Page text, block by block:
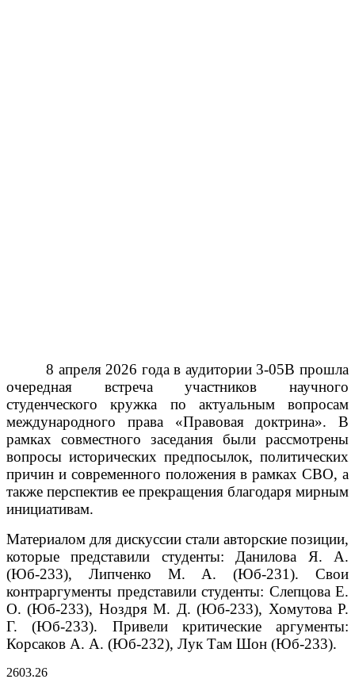
8 апреля 2026 года в аудитории 3-05В прошла
очередная встреча участников научного
студенческого кружка по актуальным вопросам
международного права «Правовая доктрина». В
рамках совместного заседания были рассмотрены
вопросы исторических предпосылок, политических
причин и современного положения в рамках СВО, а
также перспектив ее прекращения благодаря мирным
инициативам.
Материалом для дискуссии стали авторские позиции,
которые представили студенты: Данилова Я. А.
(Юб-233), Липченко М. А. (Юб-231). Свои
контраргументы представили студенты: Слепцова Е.
О. (Юб-233), Ноздря М. Д. (Юб-233), Хомутова Р.
Г. (Юб-233). Привели критические аргументы:
Корсаков А. А. (Юб-232), Лук Там Шон (Юб-233).
2603.26